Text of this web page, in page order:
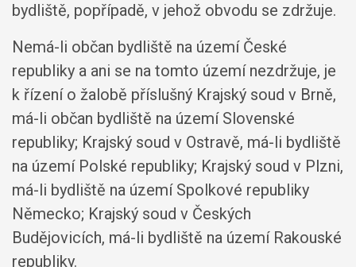
bydliště, popřípadě, v jehož obvodu se zdržuje.
Nemá-li občan bydliště na území České
republiky a ani se na tomto území nezdržuje, je
k řízení o žalobě příslušný Krajský soud v Brně,
má-li občan bydliště na území Slovenské
republiky; Krajský soud v Ostravě, má-li bydliště
na území Polské republiky; Krajský soud v Plzni,
má-li bydliště na území Spolkové republiky
Německo; Krajský soud v Českých
Budějovicích, má-li bydliště na území Rakouské
republiky.